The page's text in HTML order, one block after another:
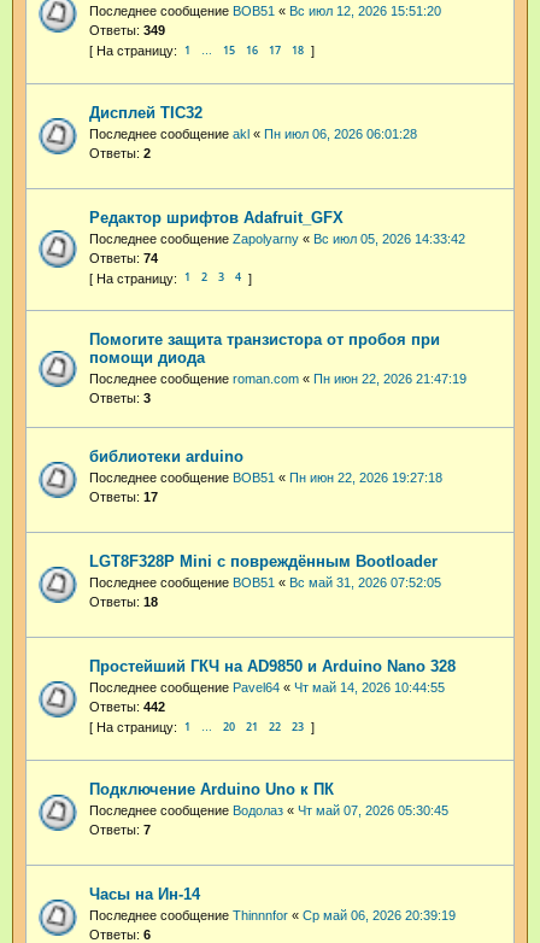
Последнее сообщение BOB51 « Вс июл 12, 2026 15:51:20
Ответы: 349
1 … 15 16 17 18
Дисплей TIC32
Последнее сообщение akl « Пн июл 06, 2026 06:01:28
Ответы: 2
Редактор шрифтов Adafruit_GFX
Последнее сообщение Zapolyarny « Вс июл 05, 2026 14:33:42
Ответы: 74
1 2 3 4
Помогите защита транзистора от пробоя при
помощи диода
Последнее сообщение roman.com « Пн июн 22, 2026 21:47:19
Ответы: 3
библиотеки arduino
Последнее сообщение BOB51 « Пн июн 22, 2026 19:27:18
Ответы: 17
LGT8F328P Mini с повреждённым Bootloader
Последнее сообщение BOB51 « Вс май 31, 2026 07:52:05
Ответы: 18
Простейший ГКЧ на AD9850 и Arduino Nano 328
Последнее сообщение Pavel64 « Чт май 14, 2026 10:44:55
Ответы: 442
1 … 20 21 22 23
Подключение Arduino Uno к ПК
Последнее сообщение Водолаз « Чт май 07, 2026 05:30:45
Ответы: 7
Часы на Ин-14
Последнее сообщение Thinnnfor « Ср май 06, 2026 20:39:19
Ответы: 6